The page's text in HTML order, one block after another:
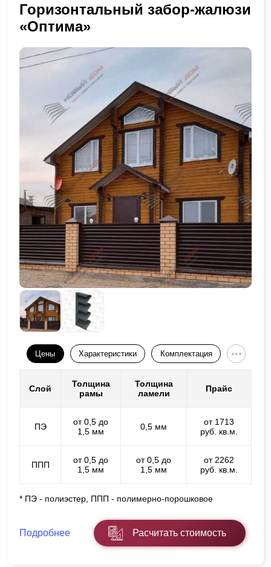
Горизонтальный забор-жалюзи
«Оптима»
Цены Характеристики Комплектация
Слой
Толщина
рамы
Толщина
ламели
Прайс
ПЭ
от 0,5 до
1,5 мм
0,5 мм
от 1713
руб. кв.м.
ППП
от 0,5 до
1,5 мм
от 0,5 до
1,5 мм
от 2262
руб. кв.м.
* ПЭ - полиэстер, ППП - полимерно-порошковое
Подробнее Расчитать стоимость